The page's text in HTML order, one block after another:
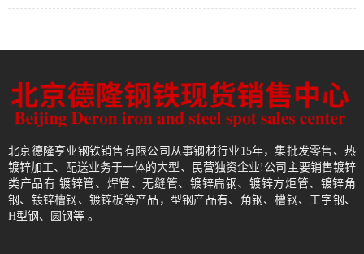
北京德隆亨业钢铁销售有限公司从事钢材行业15年，集批发零售、热
镀锌加工、配送业务于一体的大型、民营独资企业!公司主要销售镀锌
类产品有 镀锌管、焊管、无缝管、镀锌扁钢、镀锌方炬管、镀锌角
钢、镀锌槽钢、镀锌板等产品，型钢产品有、角钢、槽钢、工字钢、
H型钢、圆钢等 。